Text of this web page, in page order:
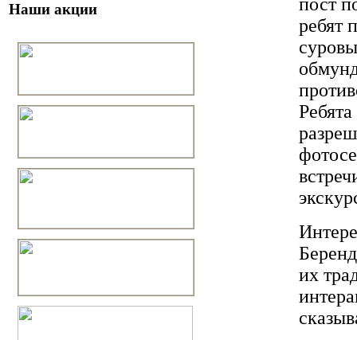
Наши акции
ребят
их